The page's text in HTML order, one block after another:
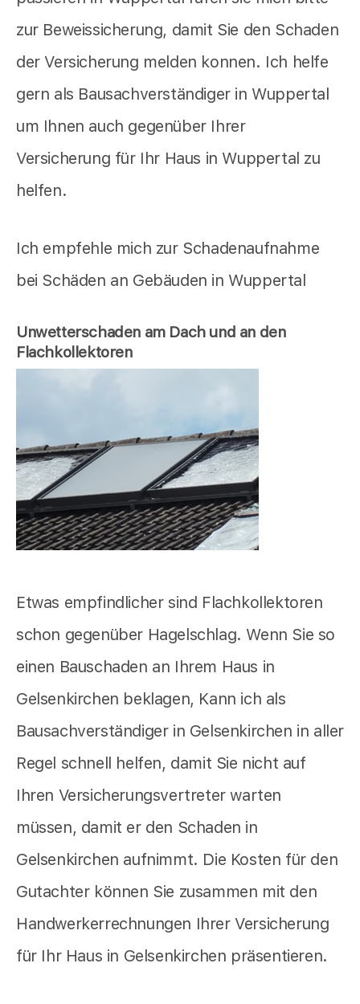
zur Beweissicherung, damit Sie den Schaden
der Versicherung melden konnen. Ich helfe
gern als Bausachverständiger in Wuppertal
um Ihnen auch gegenüber Ihrer
Versicherung für Ihr Haus in Wuppertal zu
helfen.
Ich empfehle mich zur Schadenaufnahme
bei Schäden an Gebäuden in Wuppertal
Unwetterschaden am Dach und an den
Flachkollektoren
Etwas empfindlicher sind Flachkollektoren
schon gegenüber Hagelschlag. Wenn Sie so
einen Bauschaden an Ihrem Haus in
Gelsenkirchen beklagen, Kann ich als
Bausachverständiger in Gelsenkirchen in aller
Regel schnell helfen, damit Sie nicht auf
Ihren Versicherungsvertreter warten
müssen, damit er den Schaden in
Gelsenkirchen aufnimmt. Die Kosten für den
Gutachter können Sie zusammen mit den
Handwerkerrechnungen Ihrer Versicherung
für Ihr Haus in Gelsenkirchen präsentieren.